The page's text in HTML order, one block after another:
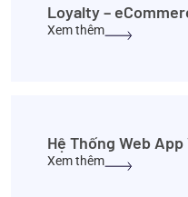
Loyalty –
Xem thêm
Hệ Thống Web
Xem thêm